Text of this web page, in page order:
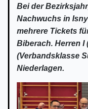
Bei der
Nachwuchs in
mehrere Tickets
Biberach. Herren I
(Verbandsklasse
Niederlagen.